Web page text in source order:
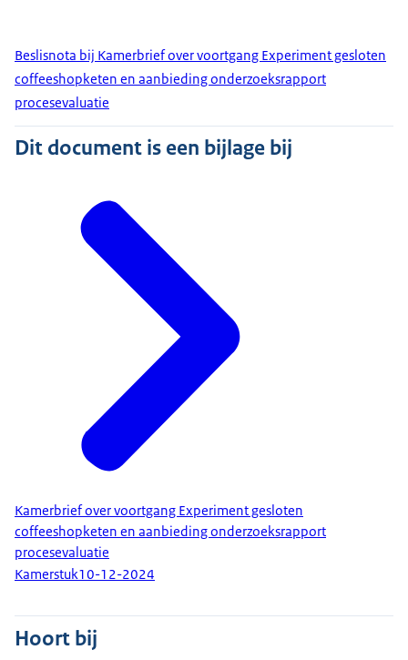
Beslisnota bij Kamerbrief over voortgang Experiment gesloten
coffeeshopketen en aanbieding onderzoeksrapport
procesevaluatie
Dit document is een bijlage bij
Kamerbrief over voortgang Experiment gesloten
coffeeshopketen en aanbieding onderzoeksrapport
procesevaluatie
Kamerstuk10-12-2024
Hoort bij